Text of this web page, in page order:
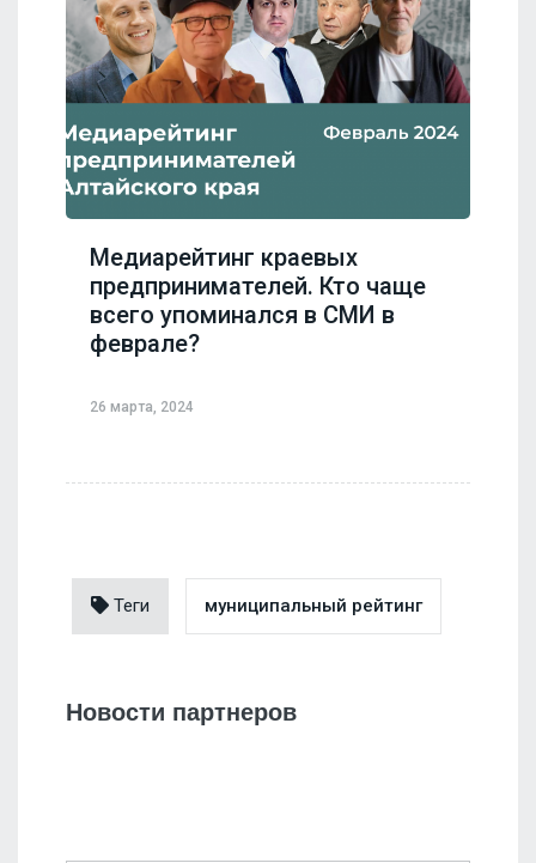
Медиарейтинг краевых
предпринимателей. Кто чаще
всего упоминался в СМИ в
феврале?
26 марта, 2024
Теги муниципальный рейтинг
Новости партнеров